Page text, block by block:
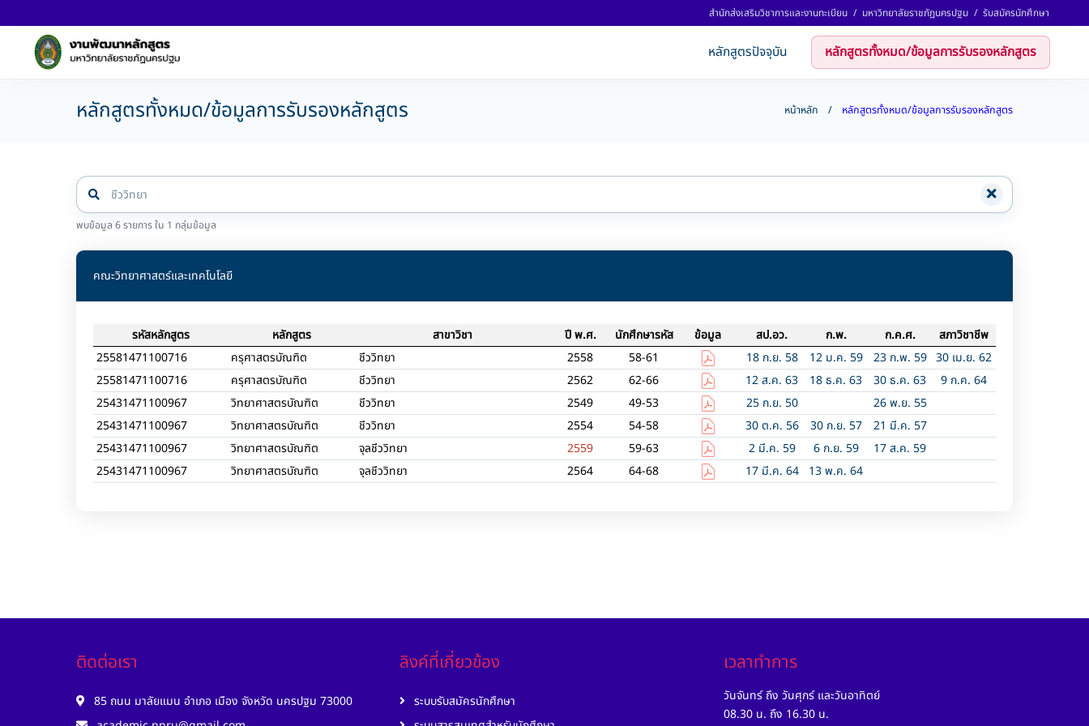
สำนักส่งเสริมวิชาการและงานทะเบียน / มหาวิทยาลัยราชภัฏนครปฐม / รับสมัครนักศึกษา
หลักสูตรปัจจุบัน หลักสูตรทั้งหมด/ข้อมูลการรับรองหลักสูตร
หลักสูตรทั้งหมด/ข้อมูลการรับรองหลักสูตร หน้าหลัก หลักสูตรทั้งหมด/ข้อมูลการรับรองหลักสูตร
พบข้อมูล 6 รายการ ใน 1 กลุ่มข้อมูล
คณะวิทยาศาสตร์และเทคโนโลยี
รหัสหลักสูตร หลักสูตร สาขาวิชา ปี พ.ศ. นักศึกษารหัส ข้อมูล สป.อว. ก.พ. ก.ค.ศ.
สภาวิชาชีพ
25581471100716
ครุศาสตรบัณฑิต ชีววิทยา 2558 58-61 18 ก.ย. 58 12 ม.ค. 59 23 ก.พ. 59 30 เม.ย. 62
25581471100716
ครุศาสตรบัณฑิต ชีววิทยา 2562 62-66 12 ส.ค. 63 18 ธ.ค. 63 30 ธ.ค. 63
9 ก.ค. 64
25431471100967
วิทยาศาสตรบัณฑิต ชีววิทยา 2549 49-53 25 ก.ย. 50
26 พ.ย. 55
25431471100967
วิทยาศาสตรบัณฑิต ชีววิทยา 2554 54-58 30 ต.ค. 56 30 ก.ย. 57
21 มี.ค. 57
25431471100967
วิทยาศาสตรบัณฑิต จุลชีววิทยา 2559 59-63 2 มี.ค. 59 6 ก.ย. 59
17 ส.ค. 59
25431471100967
วิทยาศาสตรบัณฑิต จุลชีววิทยา 2564 64-68 17 มี.ค. 64 13 พ.ค. 64
ติดต่อเรา
85 ถนน มาลัยแมน อำเภอ เมือง จังหวัด นครปฐม 73000
ลิงค์ที่เกี่ยวข้อง
ระบบรับสมัครนักศึกษา
เวลาทำการ
วันจันทร์ ถึง วันศุกร์ และวันอาทิตย์
08.30 น. ถึง 16.30 น.